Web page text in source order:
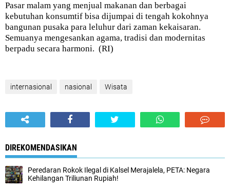
Pasar malam yang menjual makanan dan berbagai
kebutuhan konsumtif bisa dijumpai di tengah kokohnya
bangunan pusaka para leluhur dari zaman kekaisaran.
Semuanya mengesankan agama, tradisi dan modernitas
berpadu secara harmoni. (RI)
internasional nasional Wisata
DIREKOMENDASIKAN
Peredaran Rokok Ilegal di Kalsel Merajalela, PETA: Negara
Kehilangan Triliunan Rupiah!